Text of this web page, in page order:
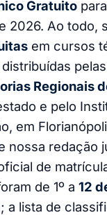
Gratuito
2026. Ao todo,
em cursos
pelas
Regionais
e pelo
em
nossa redação
de
de 1º a 12
a lista de